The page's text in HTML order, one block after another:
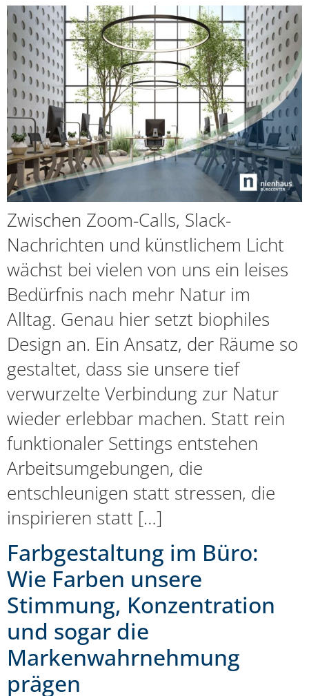
Zwischen Zoom-Calls, Slack-
Nachrichten und künstlichem Licht
wächst bei vielen von uns ein leises
Bedürfnis nach mehr Natur im
Alltag. Genau hier setzt biophiles
Design an. Ein Ansatz, der Räume so
gestaltet, dass sie unsere tief
verwurzelte Verbindung zur Natur
wieder erlebbar machen. Statt rein
funktionaler Settings entstehen
Arbeitsumgebungen, die
entschleunigen statt stressen, die
inspirieren statt […]
Farbgestaltung im Büro:
Wie Farben unsere
Stimmung, Konzentration
und sogar die
Markenwahrnehmung
prägen